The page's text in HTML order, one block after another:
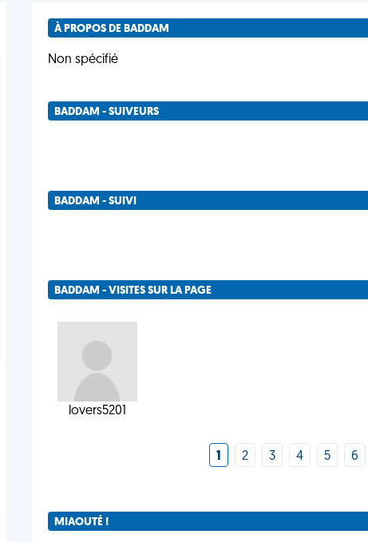
À PROPOS DE BADDAM
Non spécifié
BADDAM - SUIVEURS
BADDAM - SUIVI
BADDAM - VISITES SUR LA PAGE
lovers5201
1 2 3 4 5 6
MIAOUTÉ !